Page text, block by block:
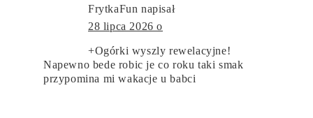
FrytkaFun napisał
28 lipca 2026 o
+Ogórki wyszly rewelacyjne!
Napewno bede robic je co roku taki smak
przypomina mi wakacje u babci